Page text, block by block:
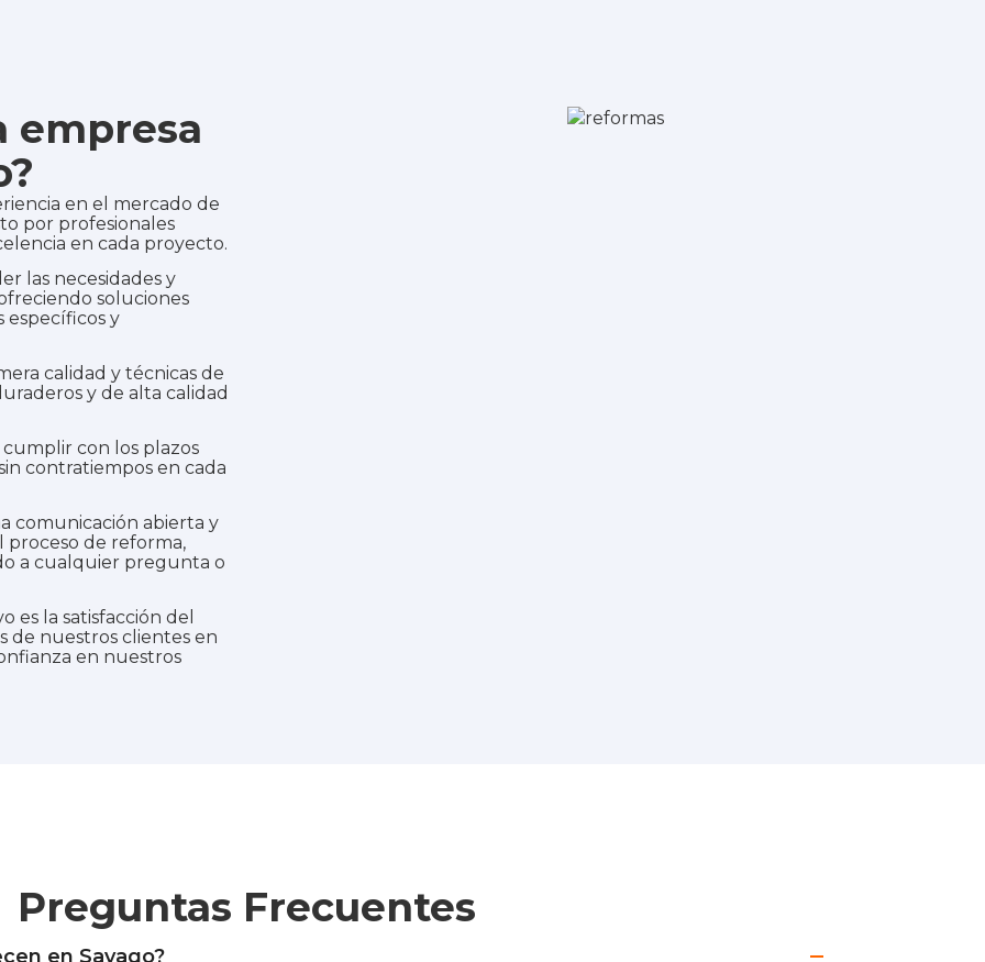
empresa
en el mercado de
por profesionales
en cada proyecto.
las necesidades y
soluciones
específicos y
calidad y técnicas de
y de alta calidad
con los plazos
contratiempos en cada
comunicación abierta y
de reforma,
a cualquier pregunta o
es la satisfacción del
de nuestros clientes en
en nuestros
Preguntas Frecuentes
en Sayago?